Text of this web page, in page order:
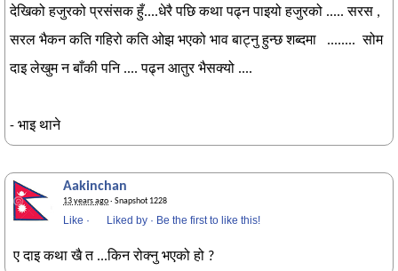
देखिको हजुरको प्रसंसक हुँ....धेरै पछि कथा पढ्न पाइयो हजुरको ..... सरस ,
सरल भैकन कति गहिरो कति ओझ भएको भाव बाट्नु हुन्छ शब्दमा ........ सोम
दाइ लेखुम न बाँकी पनि .... पढ्न आतुर भैसक्यो ....
- भाइ थाने
Aakinchan
13 years ago· Snapshot 1228
Like · Liked by · Be the first to like this!
ए दाइ कथा खै त ...किन रोक्नु भएको हो ?